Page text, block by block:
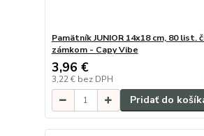
Pamätník JUNIOR 14x18 cm, 80 list.
zámkom - Capy Vibe
3,96 €
3,22 € bez DPH
Pridať do